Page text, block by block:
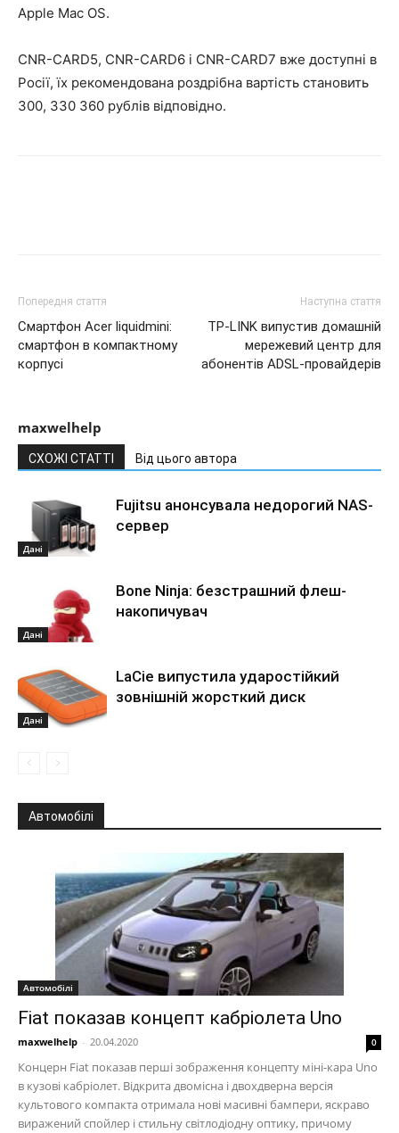
Apple Mac OS.
CNR-CARD5, CNR-CARD6 і CNR-CARD7 вже доступні в
Росії, їх рекомендована роздрібна вартість становить
300, 330 360 рублів відповідно.
Попередня стаття
Смартфон Acer liquidmini:
смартфон в компактному
корпусі
Наступна стаття
TP-LINK випустив домашній
мережевий центр для
абонентів ADSL-провайдерів
maxwelhelp
СХОЖІ СТАТТІ Від цього автора
Дані
Fujitsu анонсувала недорогий NAS-
сервер
Дані
Bone Ninja: безстрашний флеш-
накопичувач
Дані
LaCie випустила ударостійкий
зовнішній жорсткий диск
Автомобілі
Автомобілі
Fiat показав концепт кабріолета Uno
maxwelhelp - 20.04.2020 0
Концерн Fiat показав перші зображення концепту міні-кара Uno
в кузові кабріолет. Відкрита двомісна і двохдверна версія
культового компакта отримала нові масивні бампери, яскраво
виражений спойлер і стильну світлодіодну оптику, причому